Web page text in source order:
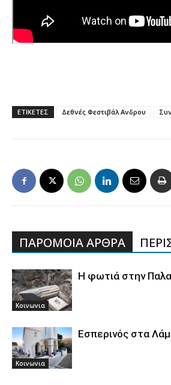
ΕΤΙΚΕΤΕΣ Δεθνές Φεστιβάλ Ανδρου
ΠΑΡΟΜΟΙΑ ΑΡΘΡΑ
Κοινωνια
Η φωτιά στην
Κοινωνια
Εσπερινός στα